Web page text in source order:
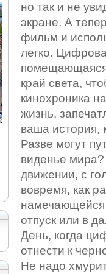
но так и не
экране. А
фильм и
легко.
помещающаяся
край света,
кинохроника
жизнь,
ваша история,
Разве могут
виденье
движении, с
вовремя, как
намечающейся
отпуск или в
День, когда
отнести к
Не надо